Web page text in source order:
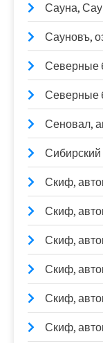
Сауна,
Сауновъ,
Северные
Северные
Сеновал,
Скиф,
Скиф,
Скиф,
Скиф,
Скиф,
Скиф,